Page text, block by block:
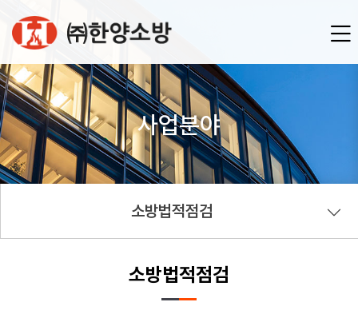
사업분야
소방법적점검
소방법적점검